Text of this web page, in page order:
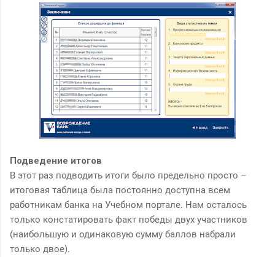
Подведение итогов
В этот раз подводить итоги было предельно просто –
итоговая таблица была постоянно доступна всем
работникам банка на Учебном портале. Нам осталось
только констатировать факт победы двух участников
(наибольшую и одинаковую сумму баллов набрали
только двое).